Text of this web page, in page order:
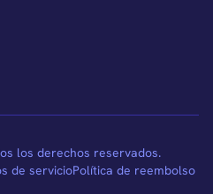
los derechos reservados.
de servicioPolítica de reembolso